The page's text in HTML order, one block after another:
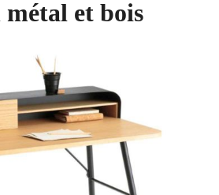
et bois